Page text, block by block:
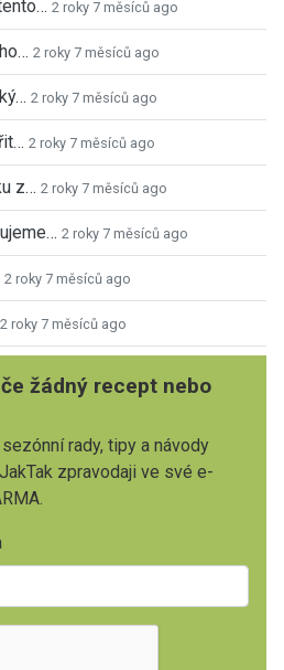
2 roky 7 měsíců ago
2 roky 7 měsíců ago
2 roky 7 měsíců ago
2 roky 7 měsíců ago
z… 2 roky 7 měsíců ago
2 roky 7 měsíců ago
2 roky 7 měsíců ago
2 roky 7 měsíců ago
žádný recept nebo
rady, tipy a návody
zpravodaji ve své e-